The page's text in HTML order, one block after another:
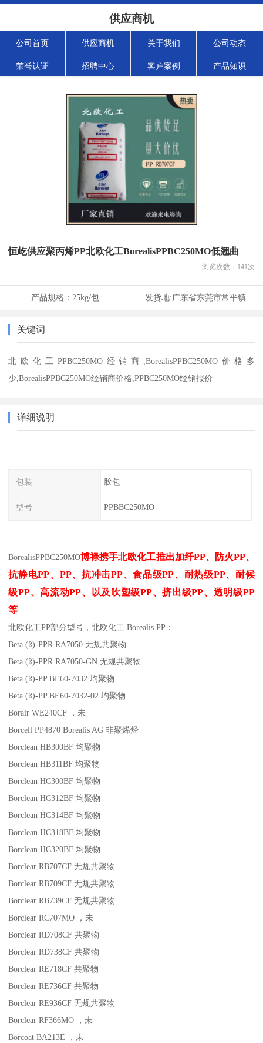
供应商机
公司首页 供应商机 关于我们 公司动态
荣誉认证 招聘中心 客户案例 产品知识
恒屹供应聚丙烯PP北欧化工BorealisPPBC250MO低翘曲
浏览次数： 141次
产品规格： 25kg/包 发货地:广东省东莞市常平镇
关键词
北欧化工PPBC250MO经销商,BorealisPPBC250MO价格多
少,BorealisPPBC250MO经销商价格,PPBC250MO经销报价
详细说明
包装 胶包
型号 PPBBC250MO
BorealisPPBC250MO博禄携手北欧化工推出加纤PP、防火PP、
抗静电PP、 PP、抗冲击PP、食品级PP、耐热级PP、耐候
级PP、高流动PP、以及吹塑级PP、挤出级PP、透明级PP
等
北欧化工PP部分型号，北欧化工 Borealis PP：
Beta (ß)-PPR RA7050 无规共聚物
Beta (ß)-PPR RA7050-GN 无规共聚物
Beta (ß)-PP BE60-7032 均聚物
Beta (ß)-PP BE60-7032-02 均聚物
Borair WE240CF
，未
Borcell PP4870 Borealis AG 非聚烯烃
Borclean HB300BF 均聚物
Borclean HB311BF 均聚物
Borclean HC300BF 均聚物
Borclean HC312BF 均聚物
Borclean HC314BF 均聚物
Borclean HC318BF 均聚物
Borclean HC320BF 均聚物
Borclear RB707CF 无规共聚物
Borclear RB709CF 无规共聚物
Borclear RB739CF 无规共聚物
Borclear RC707MO
，未
Borclear RD708CF 共聚物
Borclear RD738CF 共聚物
Borclear RE718CF 共聚物
Borclear RE736CF 共聚物
Borclear RE936CF 无规共聚物
Borclear RF366MO
，未
Borcoat BA213E
，未